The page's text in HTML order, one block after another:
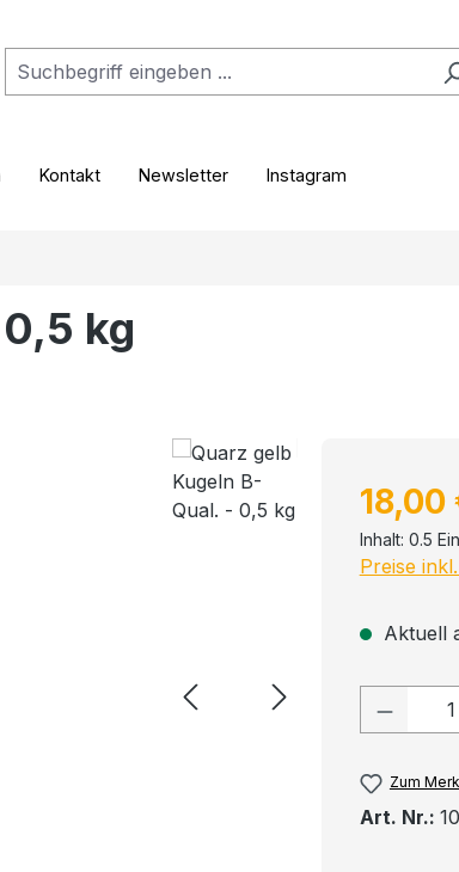
Kontakt Newsletter Instagram
kg
18,00
Inhalt: 0.5
Preise
Aktuell
Zum
Art. Nr.: